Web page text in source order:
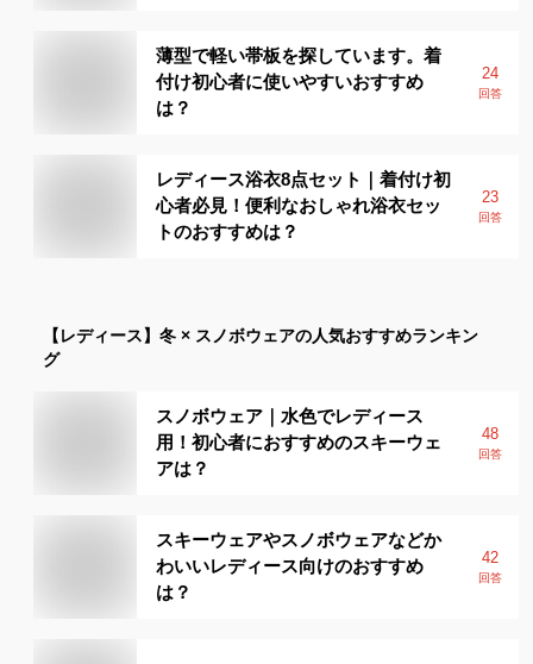
薄型で軽い帯板を探しています。着
付け初心者に使いやすいおすすめ
は？
24
回答
レディース浴衣8点セット｜着付け初
心者必見！便利なおしゃれ浴衣セッ
トのおすすめは？
23
回答
【レディース】 冬 × スノボウェアの人気おすすめランキン
グ
スノボウェア｜水色でレディース
用！初心者におすすめのスキーウェ
アは？
48
回答
スキーウェアやスノボウェアなどか
わいいレディース向けのおすすめ
は？
42
回答